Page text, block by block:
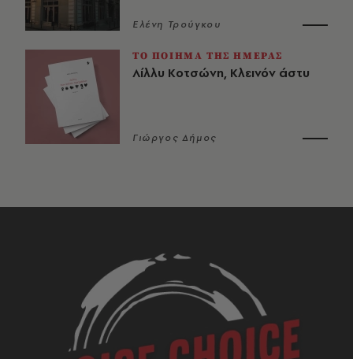
Ελένη Τρούγκου
ΤΟ ΠΟΙΗΜΑ ΤΗΣ ΗΜΕΡΑΣ
Λίλλυ Κοτσώνη, Κλεινόν άστυ
Γιώργος Δήμος